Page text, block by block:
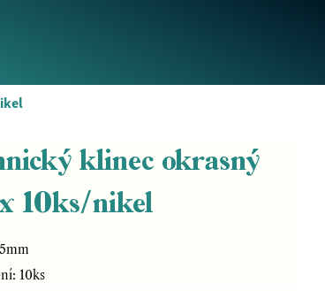
klinec okrasný
10ks/nikel
10ks